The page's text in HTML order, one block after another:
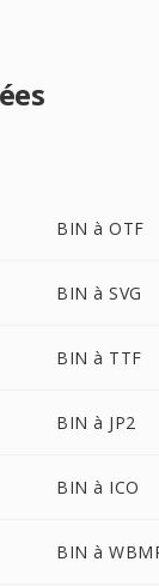
BIN à OTF
BIN à SVG
BIN à TTF
BIN à JP2
BIN à ICO
BIN à